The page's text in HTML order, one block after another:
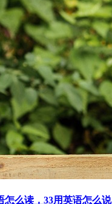
怎么读，33用英语怎么说